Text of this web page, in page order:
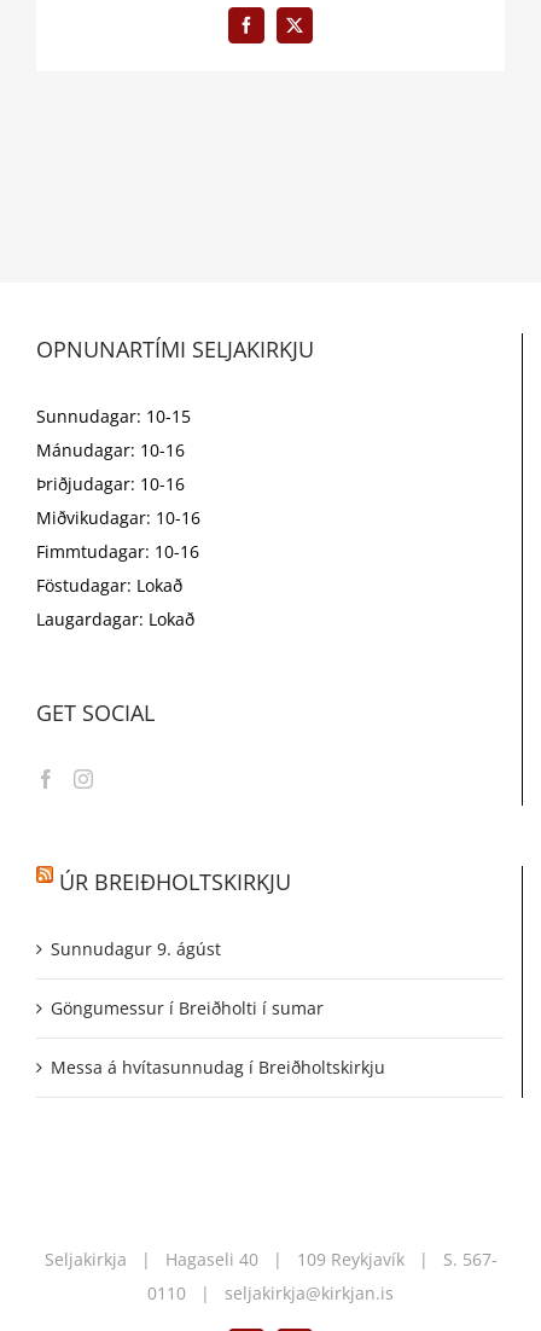
Facebook
X
OPNUNARTÍMI SELJAKIRKJU
Sunnudagar: 10-15
Mánudagar: 10-16
Þriðjudagar: 10-16
Miðvikudagar: 10-16
Fimmtudagar: 10-16
Föstudagar: Lokað
Laugardagar: Lokað
GET SOCIAL
ÚR BREIÐHOLTSKIRKJU
Sunnudagur 9. ágúst
Göngumessur í Breiðholti í sumar
Messa á hvítasunnudag í Breiðholtskirkju
Seljakirkja | Hagaseli 40 | 109 Reykjavík | S. 567-
0110 | seljakirkja@kirkjan.is